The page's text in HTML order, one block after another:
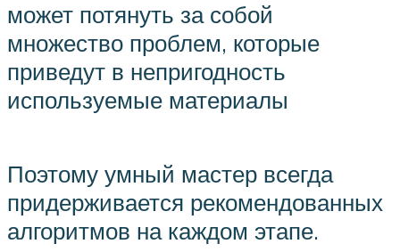
может потянуть за собой
множество проблем, которые
приведут в непригодность
используемые материалы
Поэтому умный мастер всегда
придерживается рекомендованных
алгоритмов на каждом этапе.